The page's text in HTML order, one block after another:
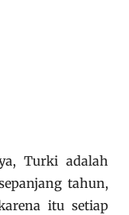
Turki adalah
tahun,
itu setiap